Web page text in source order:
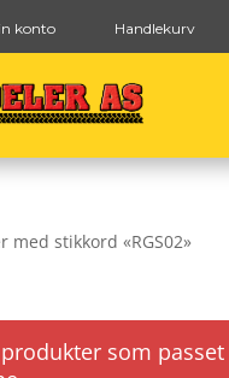
konto Handlekurv
med stikkord «RGS02»
som